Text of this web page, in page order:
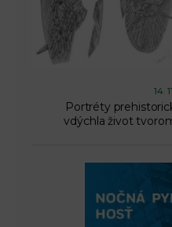
14.
Portréty
vdýchla život